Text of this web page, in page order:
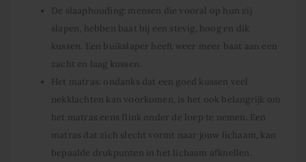
De slaaphouding: mensen die vooral op hun zij
slapen, hebben baat bij een stevig, hoog en dik
kussen. Een buikslaper heeft weer meer baat aan een
zacht en laag kussen.
Het matras: ondanks dat een goed kussen veel
nekklachten kan voorkomen, is het ook belangrijk om
het matras eens flink onder de loep te nemen. Een
matras dat zich slecht vormt naar jouw lichaam, kan
bepaalde drukpunten in het lichaam afknellen.